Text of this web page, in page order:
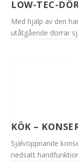
LOW-TEC-
Med hjälp av den
utåtgående dörrar
KÖK –
Självöppnande
nedsatt